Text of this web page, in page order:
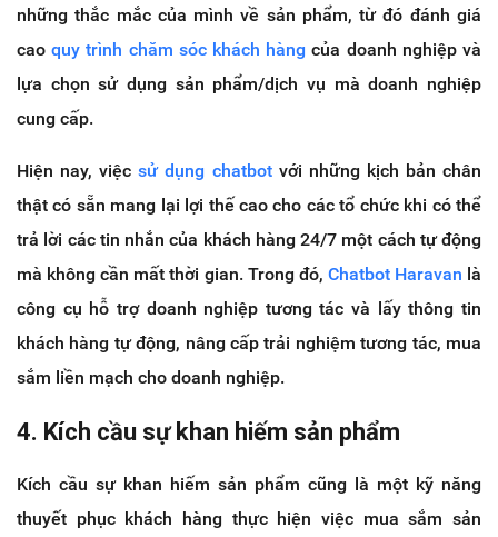
những thắc mắc của mình về sản phẩm, từ đó đánh giá
caoquy trình chăm sóc khách hàng của doanh nghiệp và
lựa chọn sử dụng sản phẩm/dịch vụ mà doanh nghiệp
cung cấp.
Hiện nay, việcsử dụng chatbotvới những kịch bản chân
thật có sẵn mang lại lợi thế cao cho các tổ chức khi có thể
trả lời các tin nhắn của khách hàng 24/7 một cách tự động
mà không cần mất thời gian. Trong đó, Chatbot Haravan là
công cụ hỗ trợ doanh nghiệp tương tác và lấy thông tin
khách hàng tự động, nâng cấp trải nghiệm tương tác, mua
sắm liền mạch cho doanh nghiệp.
4. Kích cầu sự khan hiếm sản phẩm
Kích cầu sự khan hiếm sản phẩm cũng là một kỹ năng
thuyết phục khách hàng thực hiện việc mua sắm sản